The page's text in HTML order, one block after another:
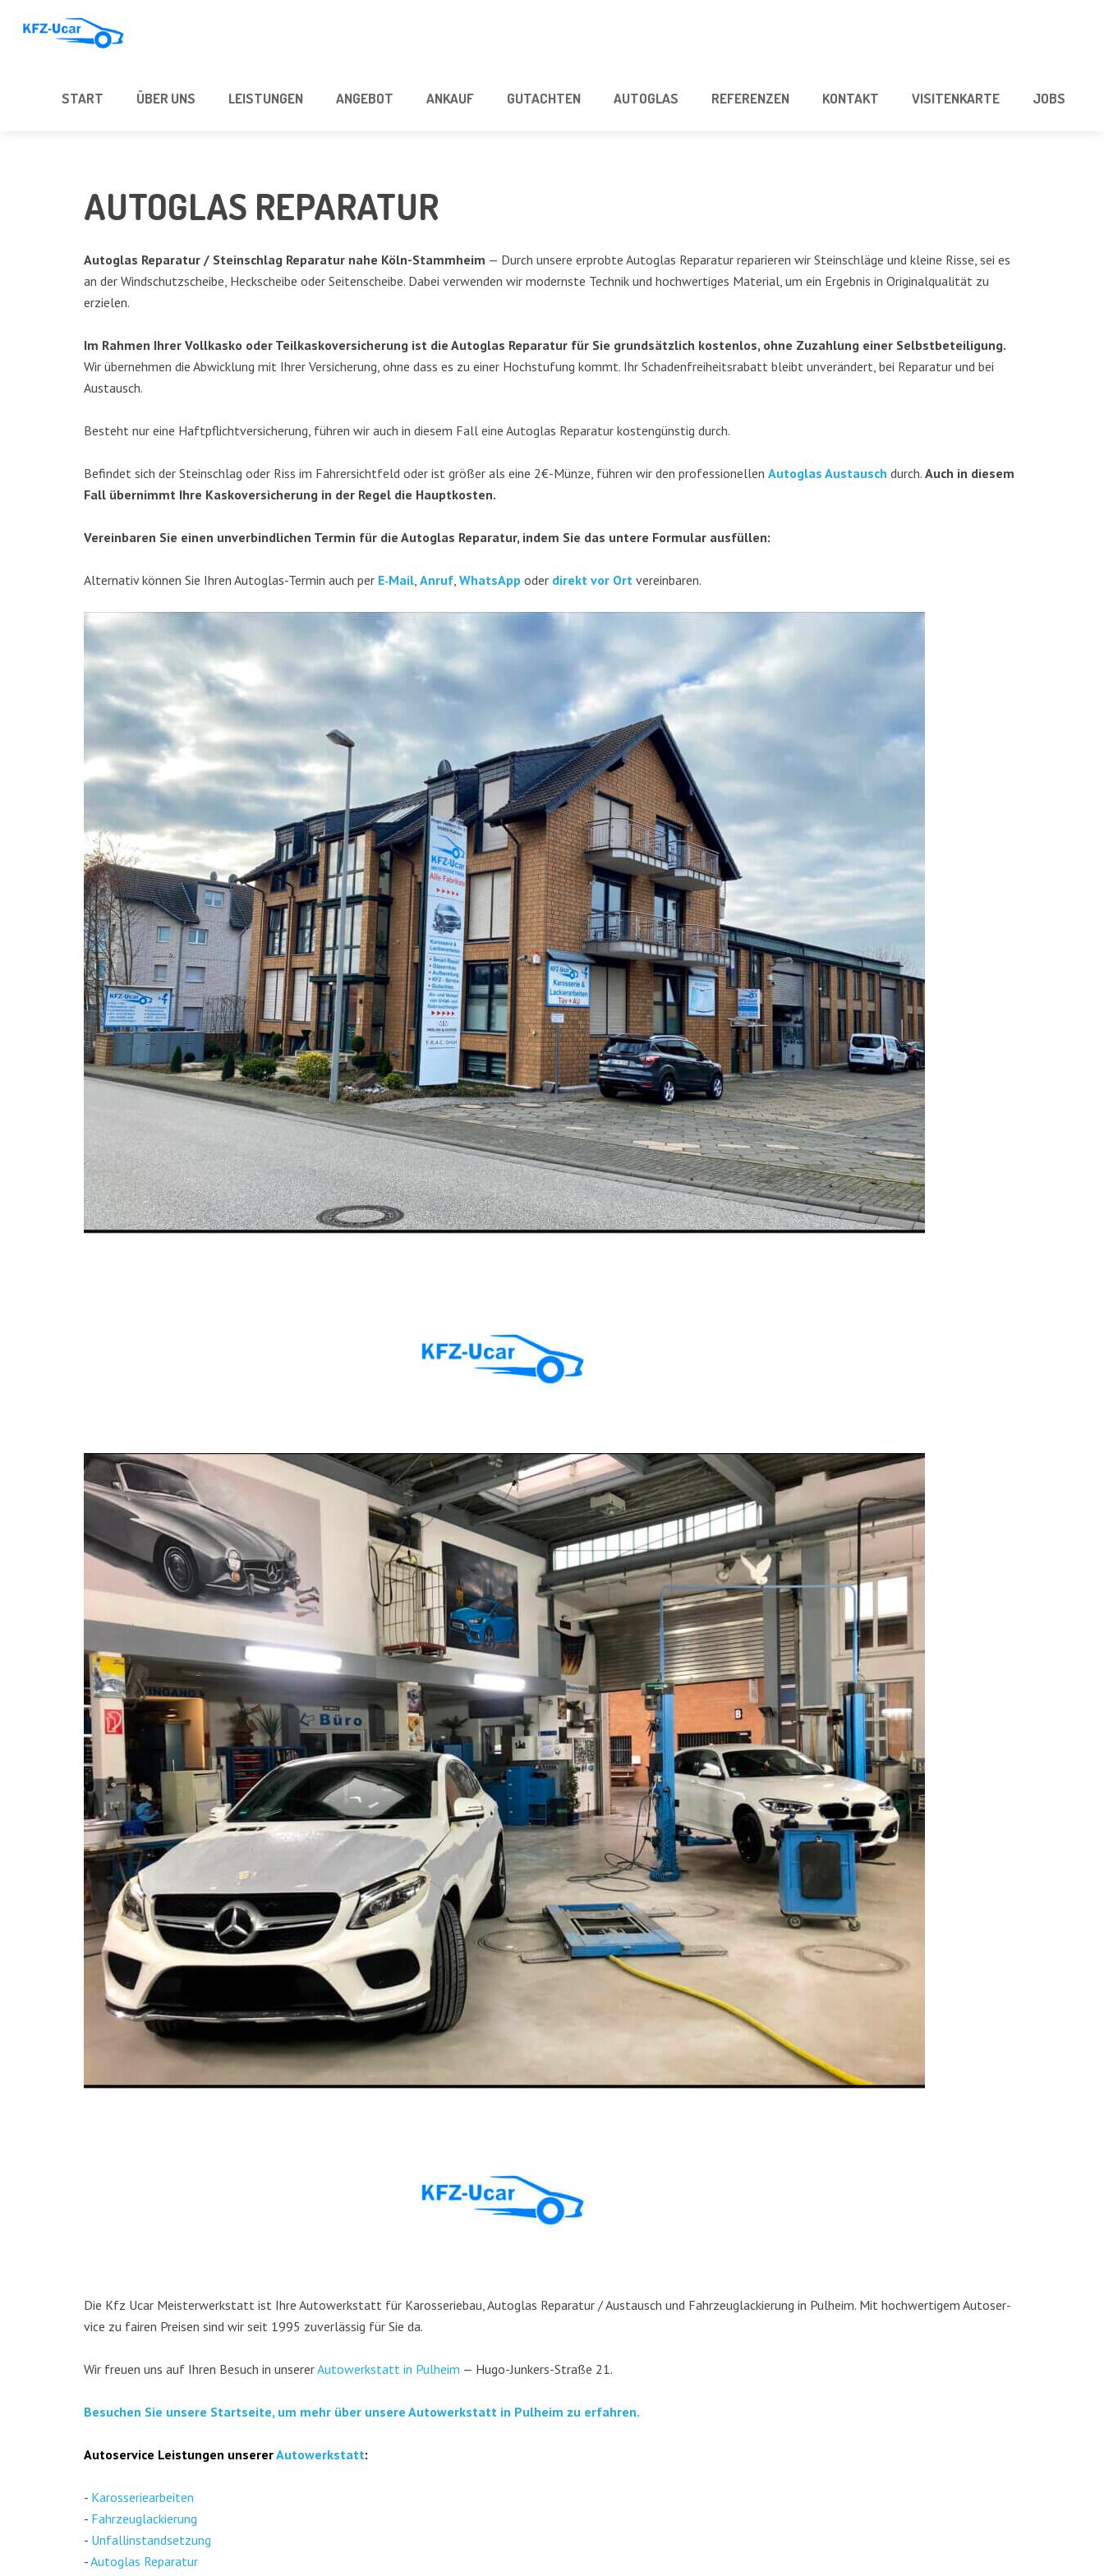
START ÜBER UNS LEIS­TUN­GEN ANGE­BOT ANKAUF GUT­ACH­TEN AUTO­GLAS REFE­REN­ZEN KON­TAKT VISI­TEN­KAR­TE JOBS
AUTO­GLAS REPARATUR
Auto­glas Repa­ra­tur / Stein­schlag Repa­ra­tur nahe Köln-Stamm­heim — Durch unse­re erprob­te Auto­glas Repa­ra­tur repa­rie­ren wir Stein­schlä­ge und klei­ne Ris­se, sei es
an der Wind­schutz­schei­be, Heck­schei­be oder Sei­ten­schei­be. Dabei ver­wen­den wir moderns­te Tech­nik und hoch­wer­ti­ges Mate­ri­al, um ein Ergeb­nis in Ori­gi­nal­qua­li­tät zu
erzielen.
Im Rah­men Ihrer Voll­kas­ko oder Teil­kas­ko­ver­si­che­rung ist die Auto­glas Repa­ra­tur für Sie grund­sätz­lich kos­ten­los, ohne Zuzah­lung einer Selbst­be­tei­li­gung.
Wir über­neh­men die Abwick­lung mit Ihrer Ver­si­che­rung, ohne dass es zu einer Hoch­stu­fung kommt. Ihr Scha­den­frei­heits­ra­batt bleibt unver­än­dert, bei Repa­ra­tur und bei
Austausch.
Besteht nur eine Haft­pflicht­ver­si­che­rung, füh­ren wir auch in die­sem Fall eine Auto­glas Repa­ra­tur kos­ten­güns­tig durch.
Befin­det sich der Stein­schlag oder Riss im Fah­rer­sicht­feld oder ist grö­ßer als eine 2€-Münze, füh­ren wir den pro­fes­sio­nel­len Auto­glas Aus­tausch durch. Auch in die­sem
Fall über­nimmt Ihre Kas­ko­ver­si­che­rung in der Regel die Hauptkosten.
Ver­ein­ba­ren Sie einen unver­bind­li­chen Ter­min für die Auto­glas Repa­ra­tur, indem Sie das unte­re For­mu­lar ausfüllen:
Alter­na­tiv kön­nen Sie Ihren Auto­glas-Ter­min auch per E‑Mail, Anruf, Whats­App oder direkt vor Ort vereinbaren.
Die Kfz Ucar Meis­ter­werk­statt ist Ihre Auto­werk­statt für Karos­se­rie­bau, Auto­glas Repa­ra­tur / Aus­tausch und Fahr­zeug­la­ckie­rung in Pul­heim. Mit hoch­wer­ti­gem Auto­ser­
vice zu fai­ren Prei­sen sind wir seit 1995 zuver­läs­sig für Sie da.
Wir freu­en uns auf Ihren Besuch in unse­rerAuto­werk­statt in Pul­heim — Hugo-Jun­kers-Stra­ße 21.
Besu­chen Sie unse­re Start­sei­te, um mehr über unse­re Auto­werk­statt in Pul­heim zu erfahren.
Auto­ser­vice Leis­tun­gen unse­rerAuto­werk­statt:
- Karos­se­rie­ar­bei­ten
- Fahr­zeug­la­ckie­rung
- Unfall­in­stand­set­zung
-Auto­glas Repa­ra­tur